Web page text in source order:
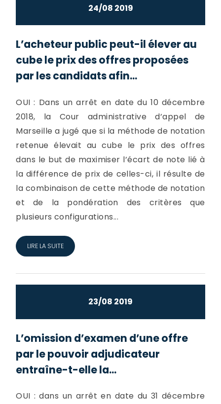
24/08 2019
L’acheteur public peut-il élever au
cube le prix des offres proposées
par les candidats afin...
OUI : Dans un arrêt en date du 10 décembre
2018, la Cour administrative d’appel de
Marseille a jugé que si la méthode de notation
retenue élevait au cube le prix des offres
dans le but de maximiser l’écart de note lié à
la différence de prix de celles-ci, il résulte de
la combinaison de cette méthode de notation
et de la pondération des critères que
plusieurs configurations...
LIRE LA SUITE
23/08 2019
L’omission d’examen d’une offre
par le pouvoir adjudicateur
entraîne-t-elle la...
OUI : dans un arrêt en date du 31 décembre